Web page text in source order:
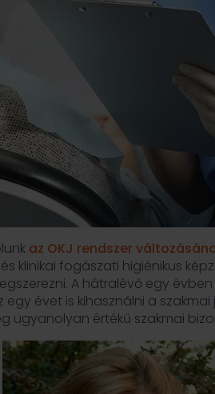
az OKJ rendszer
klinikai fogászati higiénikus
A hátralévő egy
évet is kihasználni a
ugyanolyan értékű szakmai